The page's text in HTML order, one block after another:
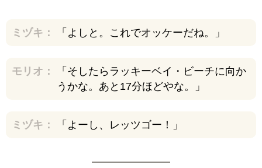
ミヅキ： 「よしと。これでオッケーだね。」
モリオ：
「そしたらラッキーベイ・ビーチに向か
うかな。あと17分ほどやな。」
ミヅキ： 「よーし、レッツゴー！」